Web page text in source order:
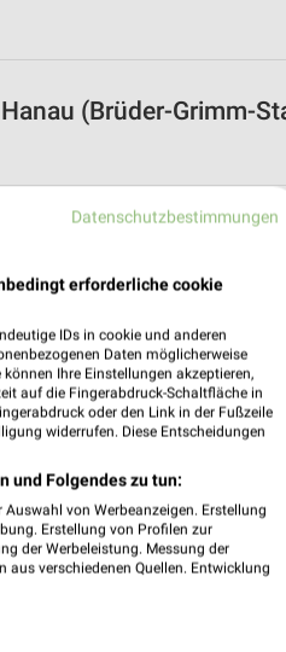
(Brüder-Grimm-
Datenschutzbestimmungen
erforderliche cookie
IDs in cookie und anderen
Daten möglicherweise
Ihre Einstellungen akzeptieren,
auf die Fingerabdruck-Schaltfläche in
oder den Link in der Fußzeile
widerrufen. Diese Entscheidungen
und Folgendes zu tun:
von Werbeanzeigen. Erstellung
Erstellung von Profilen zur
der Werbeleistung. Messung der
verschiedenen Quellen. Entwicklung